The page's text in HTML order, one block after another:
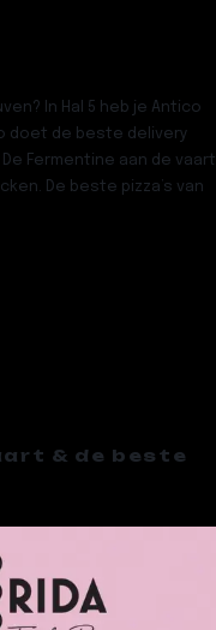
In Hal 5 heb je Antico
doet de beste delivery
Fermentine aan de vaart
De beste pizza’s van
& de beste